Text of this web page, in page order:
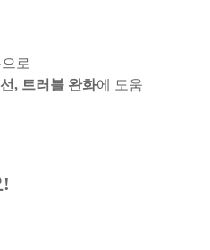
로
, 트러블 완화에 도움